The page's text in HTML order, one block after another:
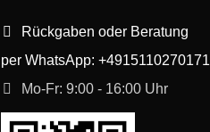
Rückgaben oder Beratung
per WhatsApp: +4915110270171
Mo-Fr: 9:00 - 16:00 Uhr